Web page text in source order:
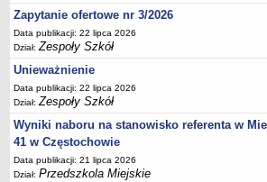
Zapytanie ofertowe nr 3/2026
Data publikacji: 22 lipca 2026
Dział:Zespoły Szkół
Unieważnienie
Data publikacji: 22 lipca 2026
Dział:Zespoły Szkół
Wyniki naboru na stanowisko referenta w
41 w Częstochowie
Data publikacji: 21 lipca 2026
Dział:Przedszkola Miejskie